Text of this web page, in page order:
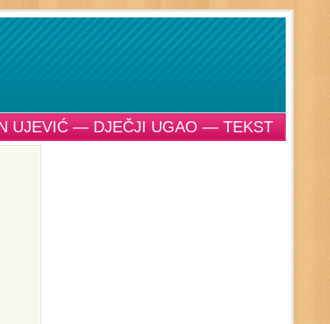
UJEVIĆ — DJEČJI UGAO — TEKST